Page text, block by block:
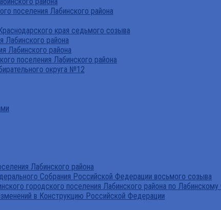
поселения Лабинского района
края седьмого созыва
Лабинского района
Лабинского района
поселения Лабинского района
округа №12
Лабинского района
Собрания Российской Федерации восьмого созыва
городского поселения Лабинского района по
в Конструкцию Российской Федерации